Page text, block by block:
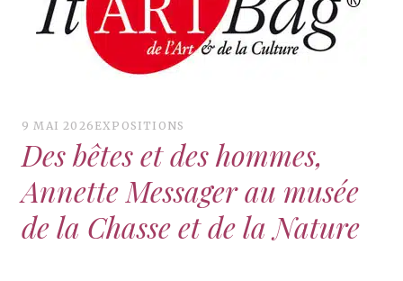
ItArtBag
9 MAI 2026 EXPOSITIONS
Des bêtes et des hommes,
Annette Messager au musée
de la Chasse et de la Nature